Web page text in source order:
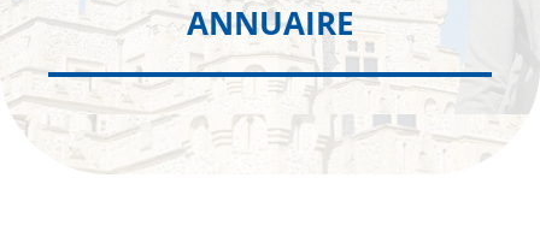
ANNUAIRE